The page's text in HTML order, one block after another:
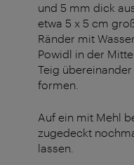
und 5 mm dick
etwa 5 x 5 cm
Ränder mit
Powidl in der
Teig
formen.
Auf ein mit Mehl
zugedeckt
lassen.